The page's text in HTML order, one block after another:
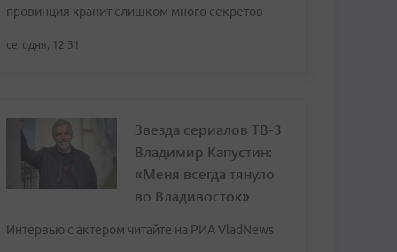
провинция хранит слишком много секретов
сегодня, 12:31
Звезда сериалов ТВ-3
Владимир Капустин:
«Меня всегда тянуло
во Владивосток»
Интервью с актером читайте на РИА VladNews